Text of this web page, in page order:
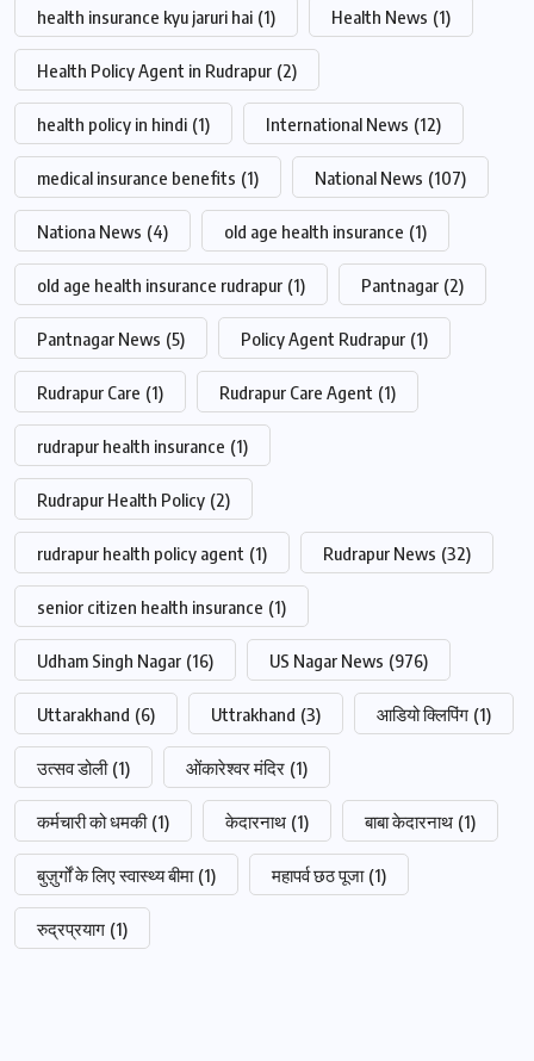
health insurance kyu jaruri hai (1) Health News (1)
Health Policy Agent in Rudrapur (2)
health policy in hindi (1) International News (12)
medical insurance benefits (1) National News (107)
Nationa News (4) old age health insurance (1)
old age health insurance rudrapur (1) Pantnagar (2)
Pantnagar News (5) Policy Agent Rudrapur (1)
Rudrapur Care (1) Rudrapur Care Agent (1)
rudrapur health insurance (1)
Rudrapur Health Policy (2)
rudrapur health policy agent (1) Rudrapur News (32)
senior citizen health insurance (1)
Udham Singh Nagar (16) US Nagar News (976)
Uttarakhand (6) Uttrakhand (3) आडियो क्लिपिंग (1)
उत्सव डोली (1) ओंकारेश्वर मंदिर (1)
कर्मचारी को धमकी (1) केदारनाथ (1) बाबा केदारनाथ (1)
बुज़ुर्गों के लिए स्वास्थ्य बीमा (1) महापर्व छठ पूजा (1)
रुद्रप्रयाग (1)